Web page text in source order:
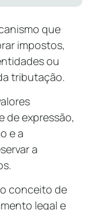
que
impostos,
ou
tributação.
de expressão,
e a
a
conceito de
legal e